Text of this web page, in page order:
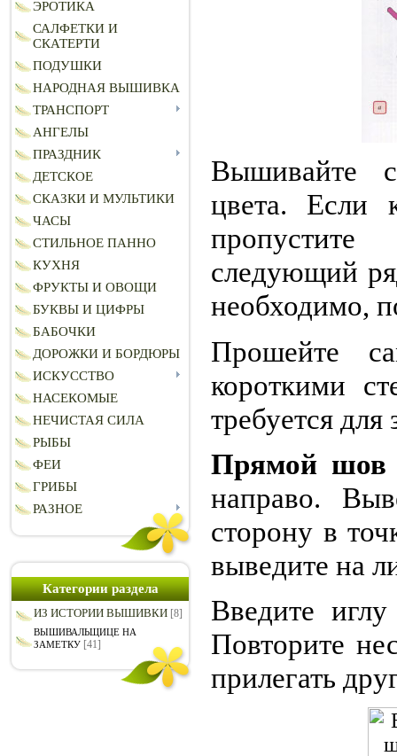
ЭРОТИКА
САЛФЕТКИ И
СКАТЕРТИ
ПОДУШКИ
НАРОДНАЯ ВЫШИВКА
ТРАНСПОРТ
АНГЕЛЫ
ПРАЗДНИК
ДЕТСКОЕ
СКАЗКИ И МУЛЬТИКИ
ЧАСЫ
СТИЛЬНОЕ ПАННО
КУХНЯ
ФРУКТЫ И ОВОЩИ
БУКВЫ И ЦИФРЫ
БАБОЧКИ
ДОРОЖКИ И БОРДЮРЫ
ИСКУССТВО
НАСЕКОМЫЕ
НЕЧИСТАЯ СИЛА
РЫБЫ
ФЕИ
ГРИБЫ
РАЗНОЕ
Категории раздела
ИЗ ИСТОРИИ ВЫШИВКИ [8]
ВЫШИВАЛЬЩИЦЕ НА
ЗАМЕТКУ [41]
Вышивайте
цвета. Если
следующий
необходимо,
Прошейте
короткими
требуется
Прямой шов
направо.
сторону в
выведите на
Введите
Повторите
прилегать